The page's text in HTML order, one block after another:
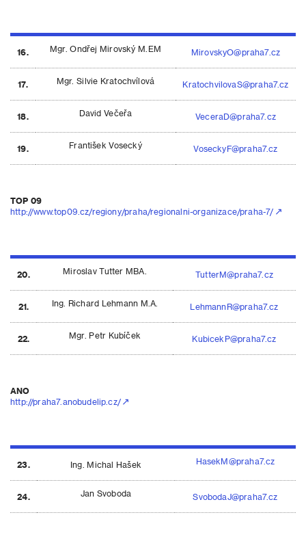
16. Mgr. Ondřej Mirovský M.EM MirovskyO@praha7.cz
17. Mgr. Silvie Kratochvílová KratochvilovaS@praha7.cz
18. David Večeřa VeceraD@praha7.cz
19. František Vosecký VoseckyF@praha7.cz
TOP 09
http://www.top09.cz/regiony/praha/regionalni-organizace/praha-7/
20. Miroslav Tutter MBA. TutterM@praha7.cz
21. Ing. Richard Lehmann M.A. LehmannR@praha7.cz
22. Mgr. Petr Kubíček KubicekP@praha7.cz
ANO
http://praha7.anobudelip.cz/
23. Ing. Michal Hašek HasekM@praha7.cz
24. Jan Svoboda SvobodaJ@praha7.cz